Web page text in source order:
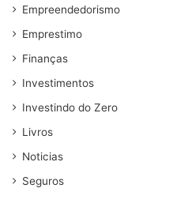
Empreendedorismo
Emprestimo
Finanças
Investimentos
Investindo do Zero
Livros
Noticias
Seguros